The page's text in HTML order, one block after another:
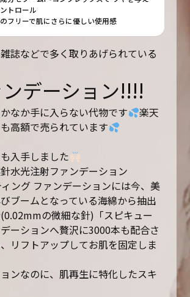
トロール
フリーで肌にさらに優しい使用感
誌などで多く取りあげられている
デーション!!!!
なか手に入らない代物です
楽天
高額で売られています
入手しました
水光注射ファンデーション
ング ファンデーションには今、美
ブームとなっている海綿から抽出
の微細な針)「スピキュー
ーションへ贅沢に3000本も配合さ
リフトアップしてお肌を固定しま
ンなのに、肌再生に特化したスキ